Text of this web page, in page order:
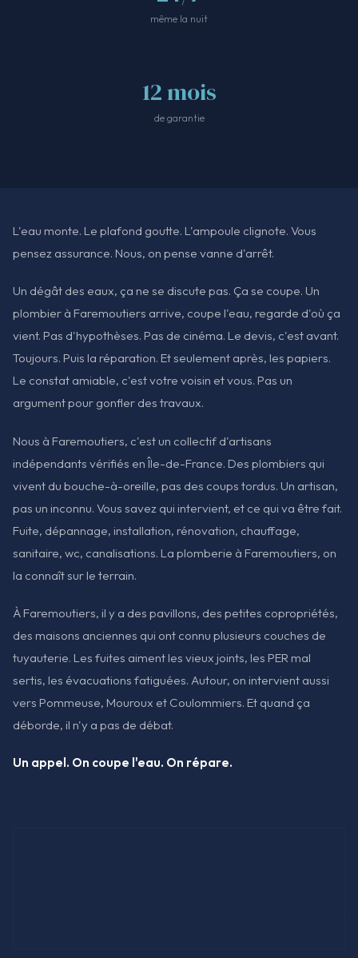
même la nuit
12 mois
de garantie
L'eau monte. Le plafond goutte. L'ampoule clignote. Vous
pensez assurance. Nous, on pense vanne d'arrêt.
Un dégât des eaux, ça ne se discute pas. Ça se coupe. Un
plombier à Faremoutiers arrive, coupe l'eau, regarde d'où ça
vient. Pas d'hypothèses. Pas de cinéma. Le devis, c'est avant.
Toujours. Puis la réparation. Et seulement après, les papiers.
Le constat amiable, c'est votre voisin et vous. Pas un
argument pour gonfler des travaux.
Nous à Faremoutiers, c'est un collectif d'artisans
indépendants vérifiés en Île-de-France. Des plombiers qui
vivent du bouche-à-oreille, pas des coups tordus. Un artisan,
pas un inconnu. Vous savez qui intervient, et ce qui va être fait.
Fuite, dépannage, installation, rénovation, chauffage,
sanitaire, wc, canalisations. La plomberie à Faremoutiers, on
la connaît sur le terrain.
À Faremoutiers, il y a des pavillons, des petites copropriétés,
des maisons anciennes qui ont connu plusieurs couches de
tuyauterie. Les fuites aiment les vieux joints, les PER mal
sertis, les évacuations fatiguées. Autour, on intervient aussi
vers Pommeuse, Mouroux et Coulommiers. Et quand ça
déborde, il n'y a pas de débat.
Un appel. On coupe l'eau. On répare.